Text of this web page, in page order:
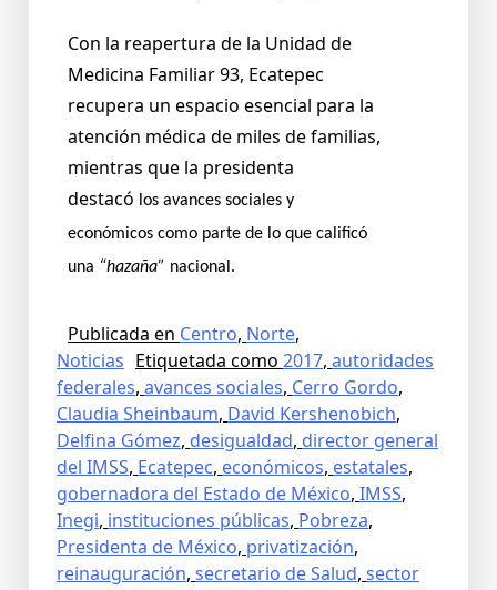
Con la reapertura de la Unidad de
Medicina Familiar 93, Ecatepec
recupera un espacio esencial para la
atención médica de miles de familias,
mientras que la presidenta
destacó los avances sociales y
económicos como parte de lo que calificó
una “hazaña” nacional.
Publicada en Centro, Norte,
Noticias Etiquetada como 2017, autoridades
federales, avances sociales, Cerro Gordo,
Claudia Sheinbaum, David Kershenobich,
Delfina Gómez, desigualdad, director general
del IMSS, Ecatepec, económicos, estatales,
gobernadora del Estado de México, IMSS,
Inegi, instituciones públicas, Pobreza,
Presidenta de México, privatización,
reinauguración, secretario de Salud, sector